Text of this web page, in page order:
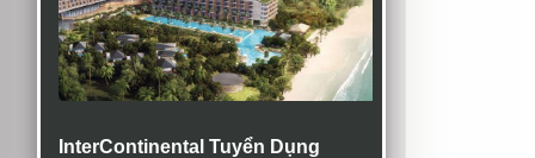
InterContinental Tuyển Dụng